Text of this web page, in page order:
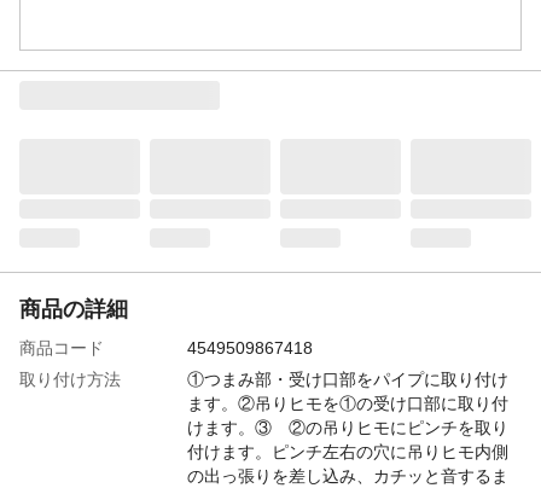
商品の詳細
商品コード
4549509867418
取り付け方法
①つまみ部・受け口部をパイプに取り付け
ます。②吊りヒモを①の受け口部に取り付
けます。③ ②の吊りヒモにピンチを取り
付けます。ピンチ左右の穴に吊りヒモ内側
の出っ張りを差し込み、カチッと音するま